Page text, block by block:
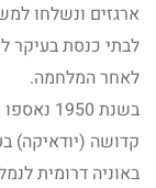
ארגזים ונשלחו
לבתי כנסת בעיקר
לאחר המלחמה.
בשנת
קדושה (יודאיקה)
באוניה דרומית